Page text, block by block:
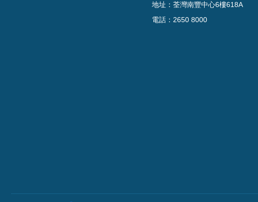
地址：荃灣南豐中心6樓618A
電話：2650 8000